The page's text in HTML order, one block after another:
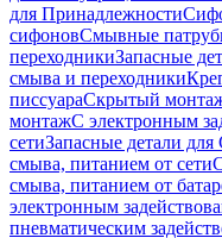
для Принадлежности
сифоновСмывные
переходникиЗапасные
смыва и переходники
писсуараСкрытый
монтажС электронным
сетиЗапасные детали
смыва, питанием от сети
смыва, питанием от
электронным
пневматическим